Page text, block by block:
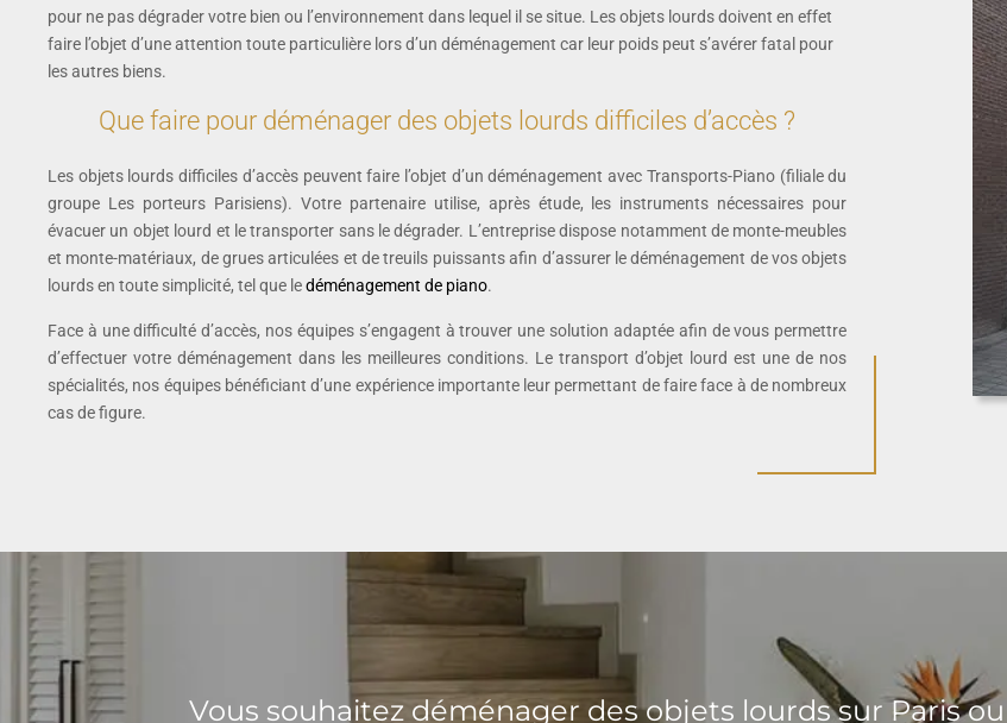
pour ne pas dégrader votre bien ou l’environnement dans lequel il se situe. Les objets lourds doivent en effet
faire l’objet d’une attention toute particulière lors d’un déménagement car leur poids peut s’avérer fatal pour
les autres biens.
Que faire pour déménager des objets lourds difficiles d’accès ?
Les objets lourds difficiles d’accès peuvent faire l’objet d’un déménagement avec Transports-Piano (filiale du
groupe Les porteurs Parisiens). Votre partenaire utilise, après étude, les instruments nécessaires pour
évacuer un objet lourd et le transporter sans le dégrader. L’entreprise dispose notamment de monte-meubles
et monte-matériaux, de grues articulées et de treuils puissants afin d’assurer le déménagement de vos objets
lourds en toute simplicité, tel que ledéménagement de piano.
Face à une difficulté d’accès, nos équipes s’engagent à trouver une solution adaptée afin de vous permettre
d’effectuer votre déménagement dans les meilleures conditions. Le transport d’objet lourd est une de nos
spécialités, nos équipes bénéficiant d’une expérience importante leur permettant de faire face à de nombreux
cas de figure.
Vous souhaitez déménager des objets lourds sur Paris